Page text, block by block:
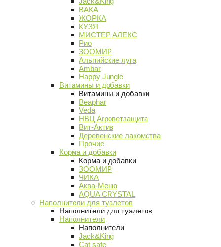
ВАКА
ЖОРКА
КУЗЯ
МИСТЕР АЛЕКС
Рио
ЗООМИР
Альпийские луга
Ambar
Happy Jungle
Витамины и добавки
Витамины и добавки
Beaphar
Veda
НВЦ Агроветзащита
Вит-Актив
Деревенские лакомства
Прочие
Корма и добавки
Корма и добавки
ЗООМИР
ЧИКА
Аква-Меню
AQUA CRYSTAL
Наполнители для туалетов
Наполнители для туалетов
Наполнители
Наполнители
Jack&King
Cat safe